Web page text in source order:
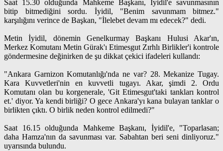
Saat 15.30 olduğunda Mahkeme Başkanı, İyidil'e savunmasının
bitip bitmediğini sordu. İyidil, "Benim savunmam bitmez."
karşılığını verince de Başkan, "İlelebet devam mı edecek?" dedi.
Metin İyidil, dönemin Genelkurmay Başkanı Hulusi Akar'ın,
Merkez Komutanı Metin Gürak'ı Etimesgut Zırhlı Birlikler'i kontrole
göndermesine değinirken de şu dikkat çekici ifadeleri kullandı:
"Ankara Garnizon Komutanlığı'nda ne var? 28. Mekanize Tugay.
Kara Kuvvetleri'nin en kuvvetli tugayı. Akar, şimdi 2. Ordu
Komutanı olan bu korgenerale, 'Git Etimesgut'taki tankları kontrol
et.' diyor. Ya kendi birliği? O gece Ankara'yı kana bulayan tanklar o
birlikten çıktı. O birlik neden kontrol edilmedi?"
Saat 16.15 olduğunda Mahkeme Başkanı, İyidil'e, "Toparlasan;
daha Hamza'nın da savunması var. Sabahtan beri seni dinliyoruz."
uyarısında bulundu.